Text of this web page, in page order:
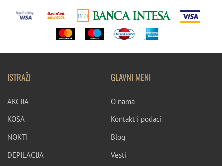
ISTRAŽI
AKCIJA
KOSA
NOKTI
DEPILACIJA
GLAVNI MENI
O nama
Kontakt i podaci
Blog
Vesti